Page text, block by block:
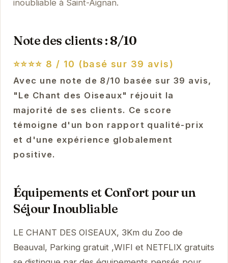
inoubliable à Saint-Aignan.
Note des clients : 8/10
⭐⭐⭐⭐ 8 / 10 (basé sur 39 avis)
Avec une note de 8/10 basée sur 39 avis,
"Le Chant des Oiseaux" réjouit la
majorité de ses clients. Ce score
témoigne d'un bon rapport qualité-prix
et d'une expérience globalement
positive.
Équipements et Confort pour un
Séjour Inoubliable
LE CHANT DES OISEAUX, 3Km du Zoo de
Beauval, Parking gratuit ,WIFI et NETFLIX gratuits